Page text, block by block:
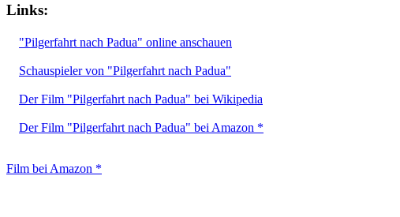
Links:
"Pilgerfahrt nach Padua" online anschauen
Schauspieler von "Pilgerfahrt nach Padua"
Der Film "Pilgerfahrt nach Padua" bei Wikipedia
Der Film "Pilgerfahrt nach Padua" bei Amazon *
Film bei Amazon *